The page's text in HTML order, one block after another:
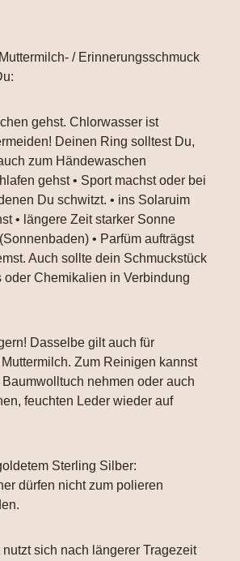
/ Erinnerungsschmuck
gehst. Chlorwasser ist
Deinen Ring solltest Du,
zum Händewaschen
gehst • Sport machst oder bei
Du schwitzt. • ins Solaruim
• längere Zeit starker Sonne
• Parfüm aufträgst
Auch sollte dein Schmuckstück
oder Chemikalien in Verbindung
Dasselbe gilt auch für
Zum Reinigen kannst
nehmen oder auch
feuchten Leder wieder auf
Sterling Silber:
dürfen nicht zum polieren
sich nach längerer Tragezeit